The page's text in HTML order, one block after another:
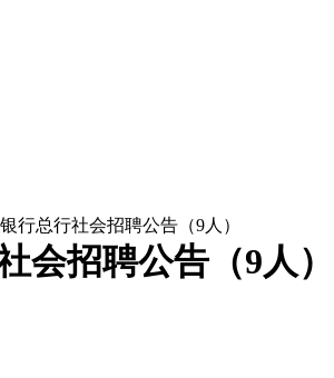
行总行社会招聘公告（9人）
会招聘公告（9人）